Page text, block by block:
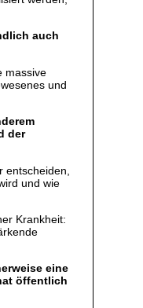
auch
massive
und
der
und wie
Krankheit:
eine
öffentlich